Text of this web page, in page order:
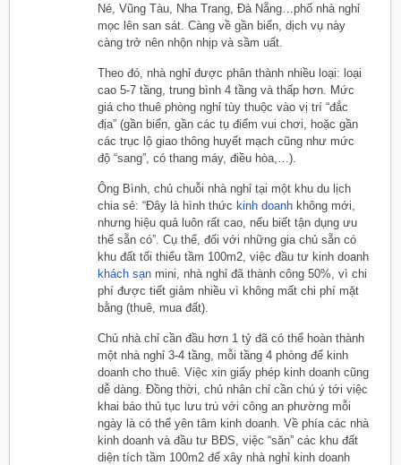
Né, Vũng Tàu, Nha Trang, Đà Nẵng…phố nhà nghỉ
mọc lên san sát. Càng về gần biển, dịch vụ này
càng trở nên nhộn nhịp và sầm uất.
Theo đó, nhà nghỉ được phân thành nhiều loại: loại
cao 5-7 tầng, trung bình 4 tầng và thấp hơn. Mức
giá cho thuê phòng nghỉ tùy thuộc vào vị trí “đắc
địa” (gần biển, gần các tụ điểm vui chơi, hoặc gần
các trục lộ giao thông huyết mạch cũng như mức
độ “sang”, có thang máy, điều hòa,…).
Ông Bình, chủ chuỗi nhà nghỉ tại một khu du lịch
chia sẻ: “Đây là hình thức kinh doanh không mới,
nhưng hiệu quả luôn rất cao, nếu biết tận dụng ưu
thế sẵn có”. Cụ thể, đối với những gia chủ sẵn có
khu đất tối thiểu tầm 100m2, việc đầu tư kinh doanh
khách sạn mini, nhà nghỉ đã thành công 50%, vì chi
phí được tiết giảm nhiều vì không mất chi phí mặt
bằng (thuê, mua đất).
Chủ nhà chỉ cần đầu hơn 1 tỷ đã có thể hoàn thành
một nhà nghỉ 3-4 tầng, mỗi tầng 4 phòng để kinh
doanh cho thuê. Việc xin giấy phép kinh doanh cũng
dễ dàng. Đồng thời, chủ nhân chỉ cần chú ý tới việc
khai báo thủ tục lưu trú với công an phường mỗi
ngày là có thể yên tâm kinh doanh. Về phía các nhà
kinh doanh và đầu tư BĐS, việc “săn” các khu đất
diện tích tầm 100m2 để xây nhà nghỉ kinh doanh